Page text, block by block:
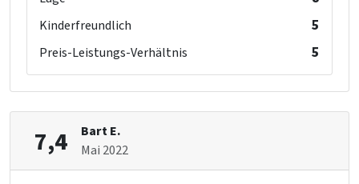
Kinderfreundlich 5
Preis-Leistungs-Verhältnis 5
7,4
Bart E.
Mai 2022